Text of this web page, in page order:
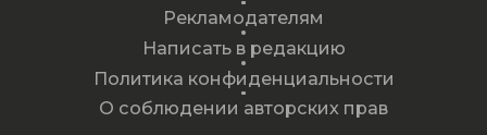
Рекламодателям
Написать в редакцию
Политика конфиденциальности
О соблюдении авторских прав